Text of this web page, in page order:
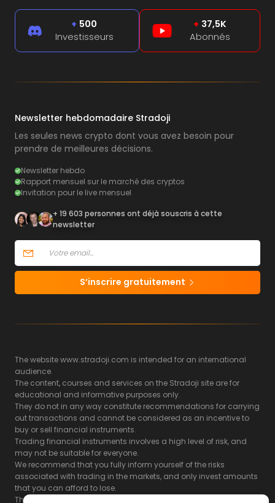
+ 500
Investisseurs
+ 37,5K
Abonnés
Newsletter hebdomadaire Stradoji
Les seules news crypto dont vous avez besoin pour
prendre de meilleures décisions.
Newsletter hebdo
Rapport mensuel sur le marché des cryptos
Invitation pour le live mensuel
+ 19 603 personnes ont déjà souscris à cette
newsletter
S’inscrire gratuitement
The website www.stradoji.com is intended for an international
audience.
The content, courses and services on the Stradoji site are for
educational and informative purposes only.
They do not in any way constitute recommendations for carrying
out transactions and cannot be considered as an incentive to
buy or sell financial instruments.
Trading financial instruments involves a high level of risk, and
may not be suitable for everyone.
We recommend that you fully inform yourself of the risks
associated with trading in the markets, and only invest amounts
that you can afford to lose.
The Stradoji site does not guarantee the results or the